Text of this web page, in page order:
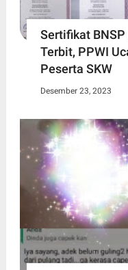
Sertifikat
Terbit, PPWI
Peserta SKW
Desember 23, 2023